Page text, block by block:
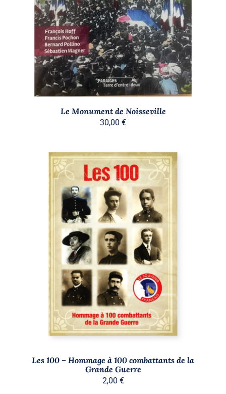
DÉTAILS
Le Monument de Noisseville
30,00 €
AJOUTER AU PANIER
/
DÉTAILS
Les 100 – Hommage à 100 combattants de la
Grande Guerre
2,00 €